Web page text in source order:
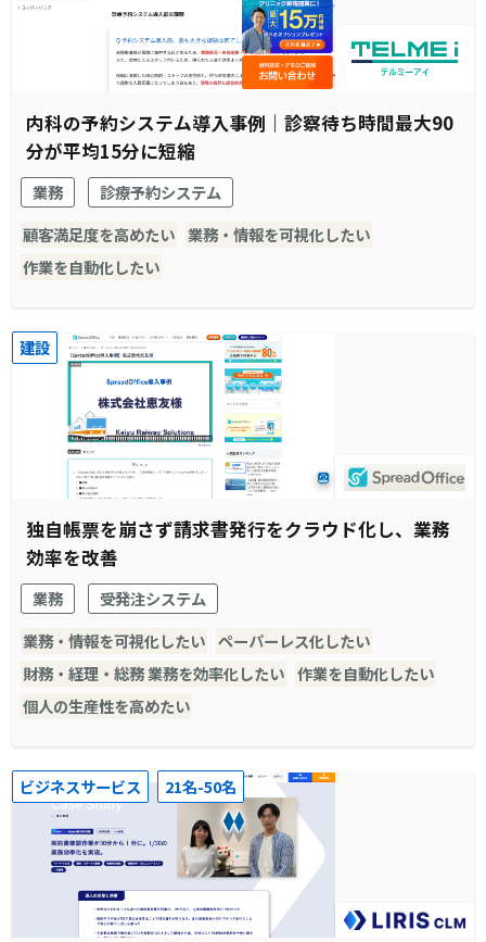
内科の予約システム導入事例｜診察待ち時間最大90
分が平均15分に短縮
業務
診療予約システム
顧客満足度を高めたい 業務・情報を可視化したい
作業を自動化したい
建設
独自帳票を崩さず請求書発行をクラウド化し、業務
効率を改善
業務
受発注システム
業務・情報を可視化したい ペーパーレス化したい
財務・経理・総務 業務を効率化したい 作業を自動化したい
個人の生産性を高めたい
ビジネスサービス 21名-50名